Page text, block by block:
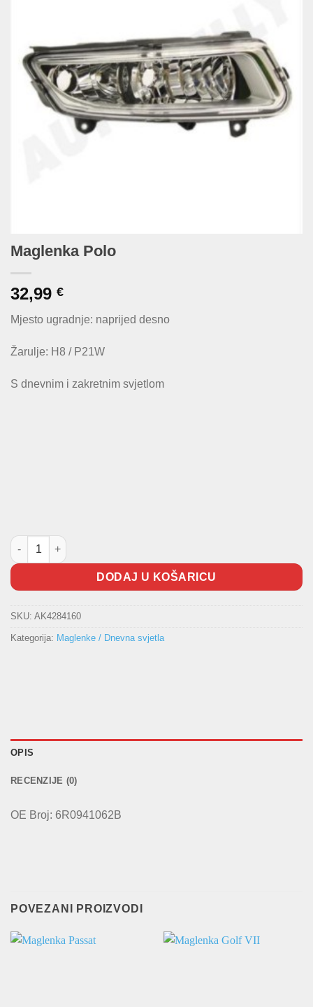
Maglenka Polo
32,99 €
Mjesto ugradnje: naprijed desno
Žarulje: H8 / P21W
S dnevnim i zakretnim svjetlom
Maglenka Polo količina
DODAJ U KOŠARICU
SKU: AK4284160
Kategorija: Maglenke / Dnevna svjetla
OPIS
RECENZIJE (0)
OE Broj: 6R0941062B
POVEZANI PROIZVODI